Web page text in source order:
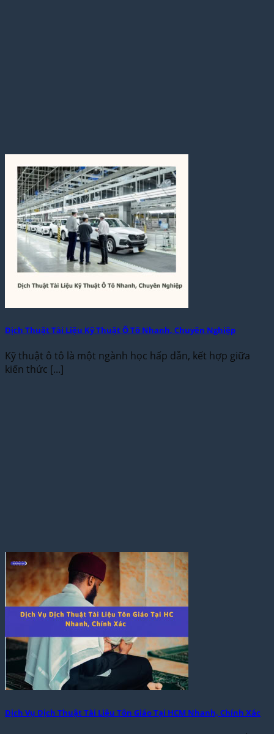
Dịch Thuật Tài Liệu Kỹ Thuật Ô Tô Nhanh, Chuyên Nghiệp
Kỹ thuật ô tô là một ngành học hấp dẫn, kết hợp giữa
kiến thức [...]
Dịch Vụ Dịch Thuật Tài Liệu Tôn Giáo Tại HCM Nhanh, Chính Xác